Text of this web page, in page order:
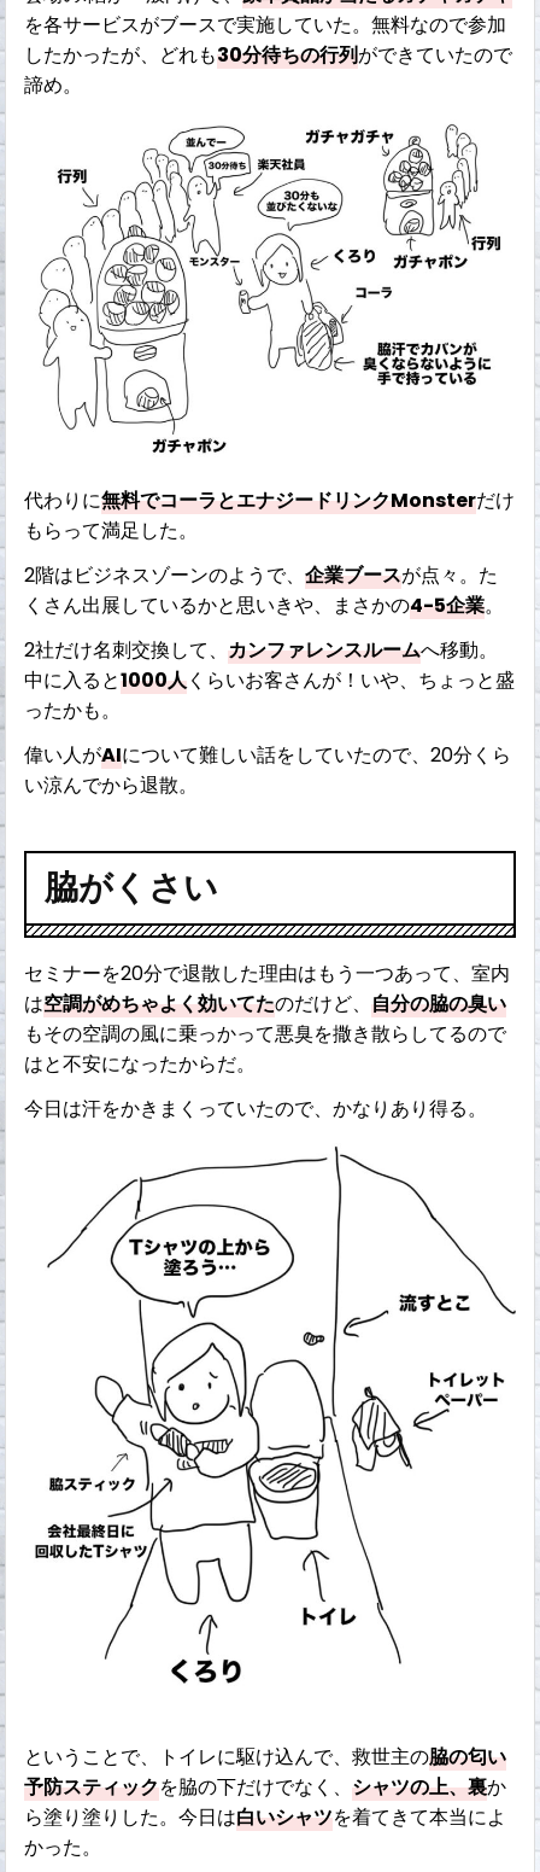
を各サービスがブースで実施していた。無料なので参加
したかったが、どれも30分待ちの行列ができていたので
諦め。
代わりに無料でコーラとエナジードリンクMonsterだけ
もらって満足した。
2階はビジネスゾーンのようで、企業ブースが点々。た
くさん出展しているかと思いきや、まさかの4-5企業。
2社だけ名刺交換して、カンファレンスルームへ移動。
中に入ると1000人くらいお客さんが！いや、ちょっと盛
ったかも。
偉い人がAIについて難しい話をしていたので、20分くら
い涼んでから退散。
脇がくさい
セミナーを20分で退散した理由はもう一つあって、室内
は空調がめちゃよく効いてたのだけど、自分の脇の臭い
もその空調の風に乗っかって悪臭を撒き散らしてるので
はと不安になったからだ。
今日は汗をかきまくっていたので、かなりあり得る。
ということで、トイレに駆け込んで、救世主の脇の匂い
予防スティックを脇の下だけでなく、シャツの上、裏か
ら塗り塗りした。今日は白いシャツを着てきて本当によ
かった。